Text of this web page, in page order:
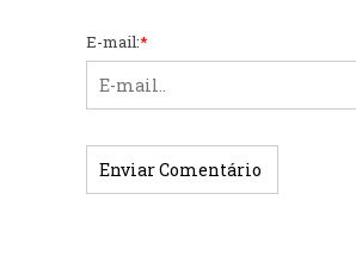
E-mail:*